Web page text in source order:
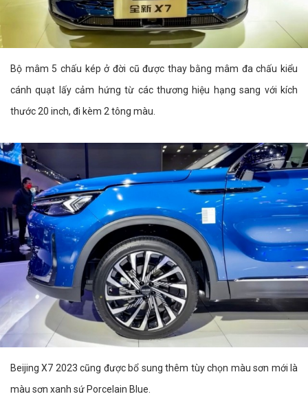
Bộ mâm 5 chấu kép ở đời cũ được thay bằng mâm đa chấu kiểu
cánh quạt lấy cảm hứng từ các thương hiệu hạng sang với kích
thước 20 inch, đi kèm 2 tông màu.
Beijing X7 2023 cũng được bổ sung thêm tùy chọn màu sơn mới là
màu sơn xanh sứ Porcelain Blue.